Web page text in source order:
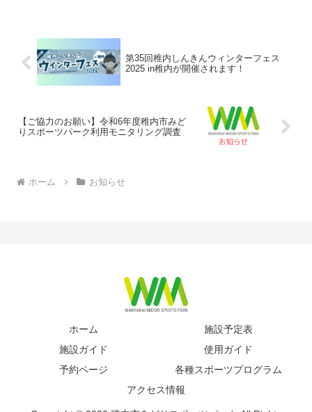
第35回稚内しんきんウィンターフェス
2025 in稚内が開催されます！
【ご協力のお願い】令和6年度稚内市みど
りスポーツパーク利用モニタリング調査
ホーム お知らせ
ホーム
施設予定表
施設ガイド
使用ガイド
予約ページ
各種スポーツプログラム
アクセス情報